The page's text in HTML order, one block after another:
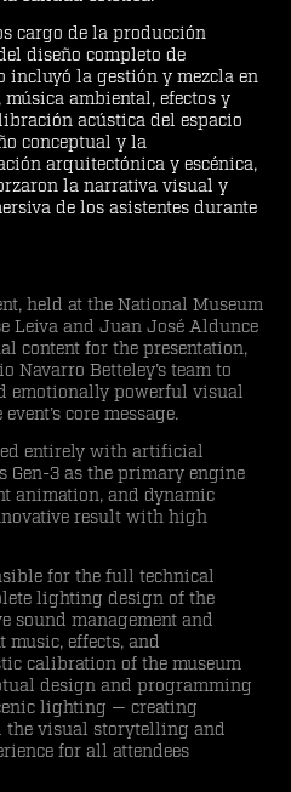
cargo de la producción
diseño completo de
incluyó la gestión y mezcla en
ambiental, efectos y
acústica del espacio
conceptual y la
arquitectónica y escénica,
la narrativa visual y
de los asistentes durante
held at the National Museum
Leiva and Juan José Aldunce
content for the presentation,
Navarro Betteley’s team to
emotionally powerful visual
core message.
entirely with artificial
Gen-3 as the primary engine
animation, and dynamic
result with high
for the full technical
lighting design of the
sound management and
effects, and
calibration of the museum
design and programming
lighting — creating
the visual storytelling and
for all attendees